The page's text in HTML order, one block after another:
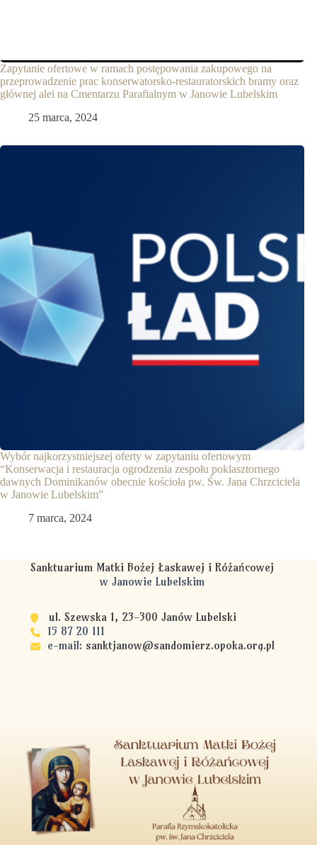
Zapytanie ofertowe w ramach postępowania zakupowego na
przeprowadzenie prac konserwatorsko-restauratorskich bramy oraz
głównej alei na Cmentarzu Parafialnym w Janowie Lubelskim
25 marca, 2024
Wybór najkorzystniejszej oferty w zapytaniu ofertowym
“Konserwacja i restauracja ogrodzenia zespołu poklasztornego
dawnych Dominikanów obecnie kościoła pw. Św. Jana Chrzciciela
w Janowie Lubelskim”
7 marca, 2024
Sanktuarium Matki Bożej Łaskawej i Różańcowej
w Janowie Lubelskim
ul. Szewska 1, 23-300 Janów Lubelski
15 87 20 111
e-mail: sanktjanow@sandomierz.opoka.org.pl